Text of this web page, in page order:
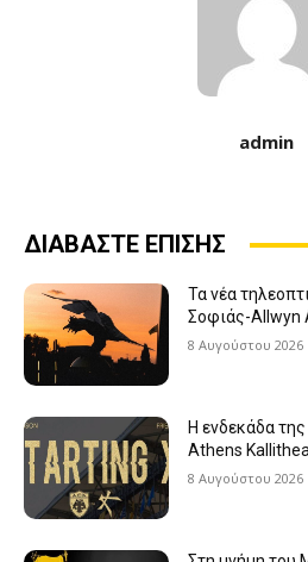
admin
ΔΙΑΒΑΣΤΕ ΕΠΙΣΗΣ
Τα νέα
Σοφιάς-Allwyn
8 Αυγούστου 2026
Η ενδεκάδα
Athens
8 Αυγούστου 2026